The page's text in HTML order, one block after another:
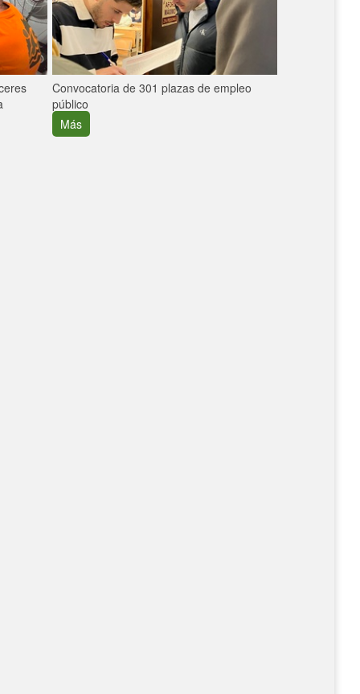
Convocatoria de 301 plazas de empleo
público
Más